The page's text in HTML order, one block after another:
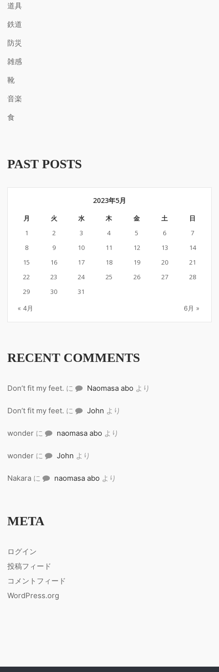
道具
鉄道
防災
雑感
靴
音楽
食
PAST POSTS
2023年5月
月 火 水 木 金 土
日
1
2 3 4 5 6
7
8
9 10 11 12 13
14
15
16 17 18 19 20
21
22
23 24 25 26 27
28
29
30 31
« 4月 6月 »
RECENT COMMENTS
Don’t fit my feet. に Naomasa abo より
Don’t fit my feet. に John より
wonder に naomasa abo より
wonder に John より
Nakara に naomasa abo より
META
ログイン
投稿フィード
コメントフィード
WordPress.org